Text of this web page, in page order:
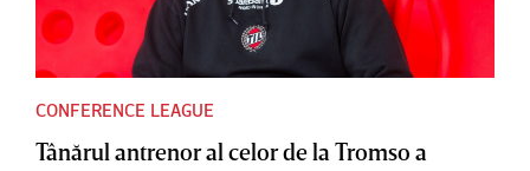
CONFERENCE LEAGUE
Tânărul antrenor al celor de la Tromso a